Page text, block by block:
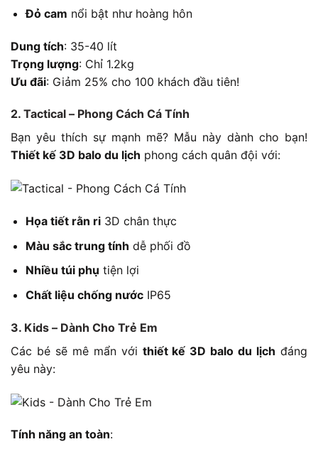
Đỏ cam nổi bật như hoàng hôn
Dung tích: 35-40 lít
Trọng lượng: Chỉ 1.2kg
Ưu đãi: Giảm 25% cho 100 khách đầu tiên!
2. Tactical – Phong Cách Cá Tính
Bạn yêu thích sự mạnh mẽ? Mẫu này dành cho bạn!
Thiết kế 3D balo du lịch phong cách quân đội với:
Họa tiết rằn ri3D chân thực
Màu sắc trung tính dễ phối đồ
Nhiều túi phụ tiện lợi
Chất liệu chống nướcIP65
3. Kids – Dành Cho Trẻ Em
Các bé sẽ mê mẩn với thiết kế 3D balo du lịch đáng
yêu này:
Tính năng an toàn: